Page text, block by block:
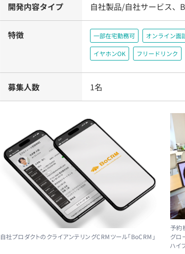
開発内容タイプ 自社製品/自社サービス、
特徴 一部在宅勤務可 オンライン面
イヤホンOK フリードリンク
募集人数 1名
自社プロダクトのクライアンテリングCRMツール「BoCRM」
予約
グロ
ハイ